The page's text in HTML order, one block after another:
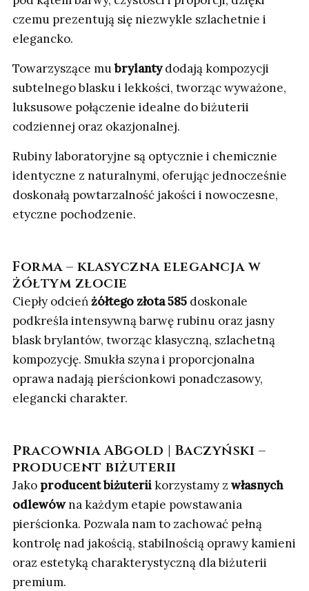
czemu prezentują się niezwykle szlachetnie i
elegancko.
Towarzyszące mubrylantydodają kompozycji
subtelnego blasku i lekkości, tworząc wyważone,
luksusowe połączenie idealne do biżuterii
codziennej oraz okazjonalnej.
Rubiny laboratoryjne są optycznie i chemicznie
identyczne z naturalnymi, oferując jednocześnie
doskonałą powtarzalność jakości i nowoczesne,
etyczne pochodzenie.
Forma – klasyczna elegancja w
żółtym złocie
Ciepły odcieńżółtego złota 585 doskonale
podkreśla intensywną barwę rubinu oraz jasny
blask brylantów, tworząc klasyczną, szlachetną
kompozycję. Smukła szyna i proporcjonalna
oprawa nadają pierścionkowi ponadczasowy,
elegancki charakter.
Pracownia ABgold | Baczyński –
producent biżuterii
Jakoproducent biżuteriikorzystamy z własnych
odlewówna każdym etapie powstawania
pierścionka. Pozwala nam to zachować pełną
kontrolę nad jakością, stabilnością oprawy kamieni
oraz estetyką charakterystyczną dla biżuterii
premium.